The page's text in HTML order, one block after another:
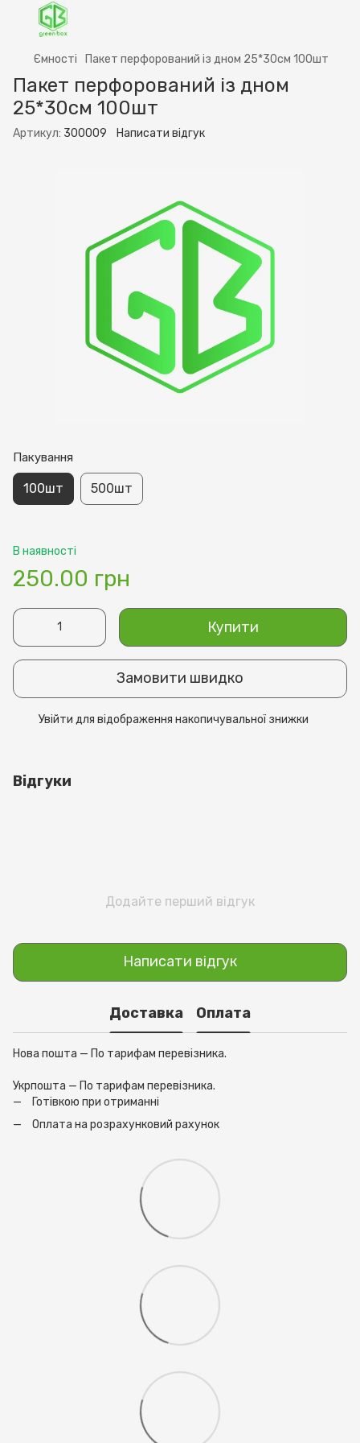
Ємності Пакет перфорований із дном 25*30см 100шт
Пакет перфорований із дном
25*30см 100шт
Артикул: 300009 Написати відгук
Пакування
100шт 500шт
В наявності
250.00 грн
Купити
Замовити швидко
Увійти для відображення накопичувальної знижки
Відгуки
Додайте перший відгук
Написати відгук
Доставка Оплата
Нова пошта — По тарифам перевізника.
Укрпошта — По тарифам перевізника.
Готівкою при отриманні
Оплата на розрахунковий рахунок